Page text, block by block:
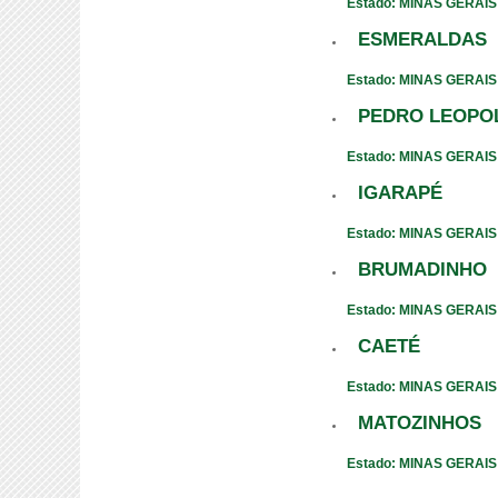
Estado: MINAS GERAIS
ESMERALDAS
Estado: MINAS GERAIS
PEDRO
Estado: MINAS GERAIS
IGARAPÉ
Estado: MINAS GERAIS
BRUMADINHO
Estado: MINAS GERAIS
CAETÉ
Estado: MINAS GERAIS
MATOZINHOS
Estado: MINAS GERAIS